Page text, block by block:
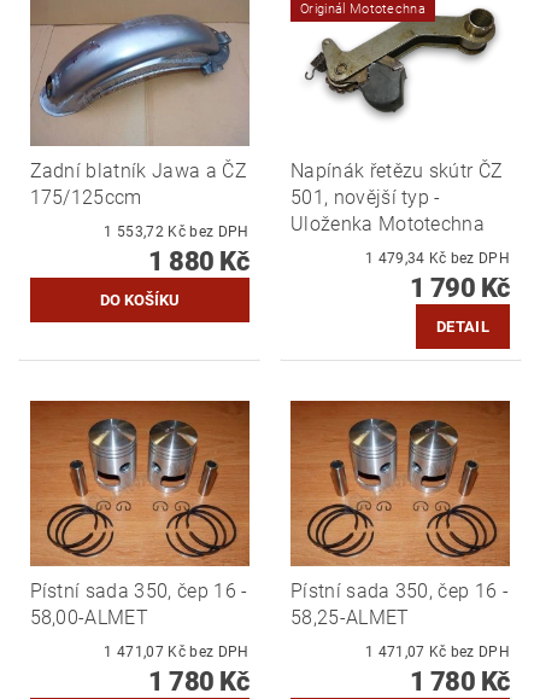
Zadní blatník Jawa a ČZ
175/125ccm
1 553,72 Kč bez DPH
1 880 Kč
Originál Mototechna
Napínák řetězu skútr ČZ
501, novější typ -
Uloženka Mototechna
1 479,34 Kč bez DPH
1 790 Kč
DETAIL
Pístní sada 350, čep 16 -
58,00-ALMET
1 471,07 Kč bez DPH
1 780 Kč
Pístní sada 350, čep 16 -
58,25-ALMET
1 471,07 Kč bez DPH
1 780 Kč